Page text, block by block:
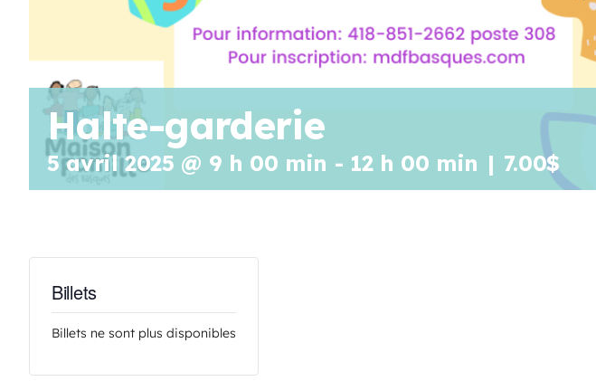
Halte-garderie
5 avril 2025 @ 9 h 00 min - 12 h 00 min | 7.00$
Billets
Billets ne sont plus disponibles